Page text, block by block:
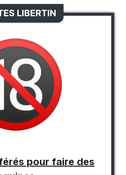
LIBERTIN
pour faire des